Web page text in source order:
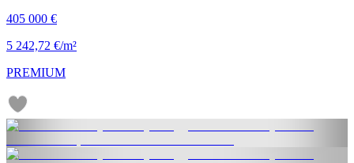
405 000 €
5 242,72 €/m²
PREMIUM